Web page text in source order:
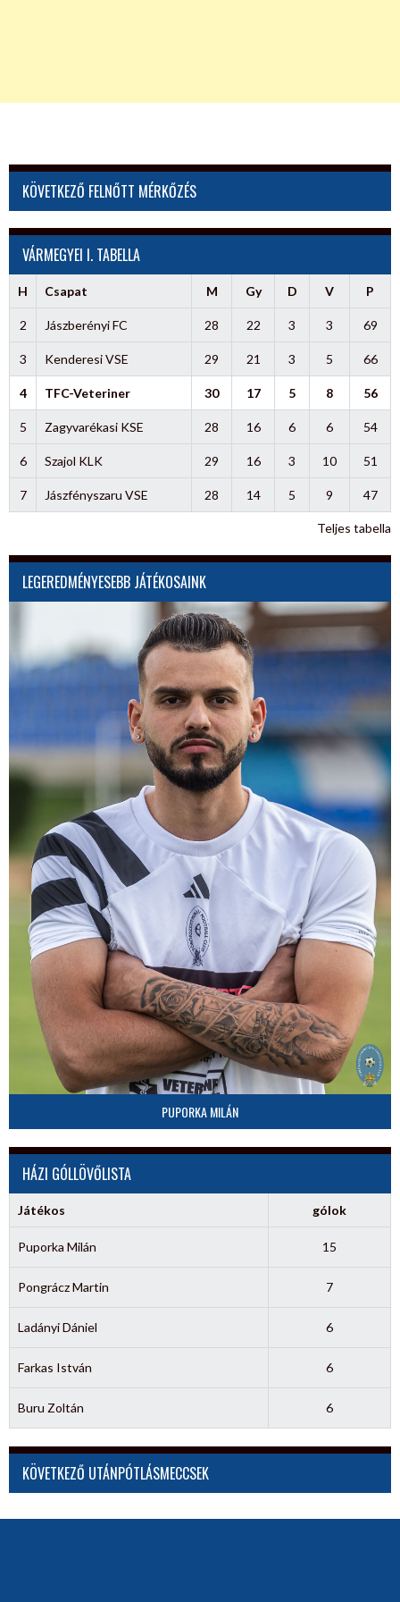
KÖVETKEZŐ FELNŐTT MÉRKŐZÉS
VÁRMEGYEI I. TABELLA
H Csapat M Gy D V P
2 Jászberényi FC 28 22 3 3 69
3 Kenderesi VSE 29 21 3 5 66
4 TFC-Veteriner 30 17 5 8 56
5 Zagyvarékasi KSE 28 16 6 6 54
6 Szajol KLK 29 16 3 10 51
7 Jászfényszaru VSE 28 14 5 9 47
Teljes tabella
LEGEREDMÉNYESEBB JÁTÉKOSAINK
PUPORKA MILÁN
HÁZI GÓLLÖVŐLISTA
Játékos gólok
Puporka Milán 15
Pongrácz Martin 7
Ladányi Dániel 6
Farkas István 6
Buru Zoltán 6
KÖVETKEZŐ UTÁNPÓTLÁSMECCSEK